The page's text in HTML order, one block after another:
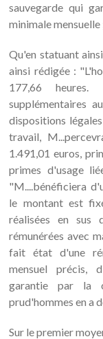
sauvegarde qui
minimale mensuelle
Qu'en statuant
ainsi rédigée :
177,66 heures.
supplémentaires
dispositions
travail,
1.491,01 euros,
primes d'usage
"M....bénéficiera
le montant est
réalisées en sus
rémunérées avec
fait état d'une
mensuel précis,
garantie par la
prud'hommes en a
Sur le premier